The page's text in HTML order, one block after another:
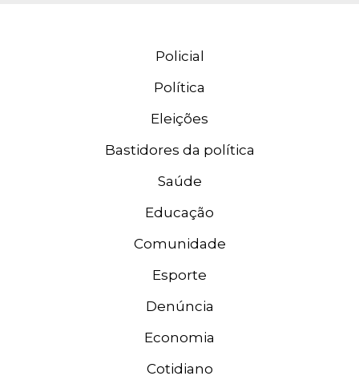
Policial
Política
Eleições
Bastidores da política
Saúde
Educação
Comunidade
Esporte
Denúncia
Economia
Cotidiano